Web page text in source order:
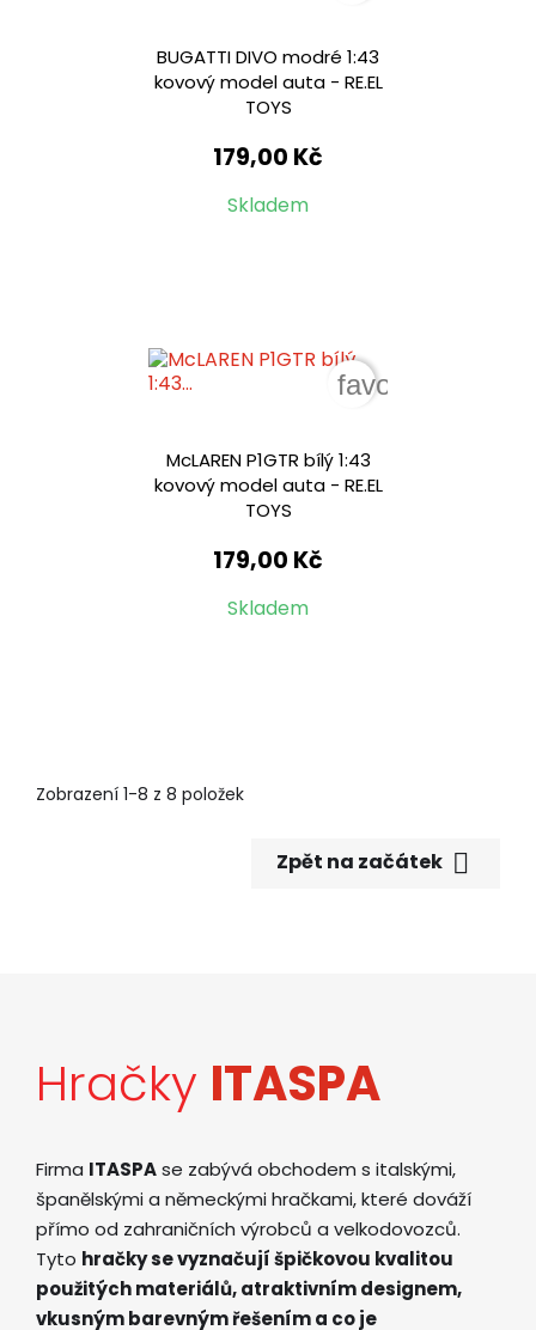
BUGATTI DIVO modré 1:43
kovový model auta - RE.EL
TOYS
179,00 Kč
Skladem
McLAREN P1GTR bílý 1:43
kovový model auta - RE.EL
TOYS
179,00 Kč
Skladem
favorite_border
Zobrazení 1-8 z 8 položek
Zpět na začátek 
Hračky ITASPA
Firma ITASPAse zabývá obchodem s italskými,
španělskými a německými hračkami, které dováží
přímo od zahraničních výrobců a velkodovozců.
Tyto hračky se vyznačují špičkovou kvalitou
použitých materiálů, atraktivním designem,
vkusným barevným řešením a co je